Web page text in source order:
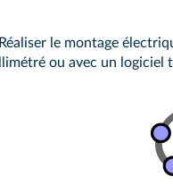
Réaliser le montage
ou avec un logiciel